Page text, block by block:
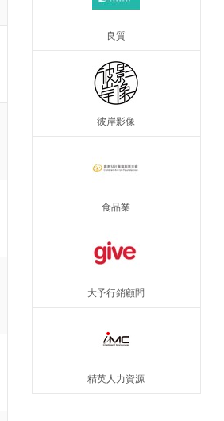
良質
彼岸影像
食品業
大予行銷顧問
精英人力資源